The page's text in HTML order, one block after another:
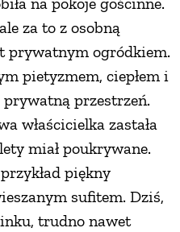
za to z osobną
prywatnym ogródkiem.
pietyzmem, ciepłem i
prywatną przestrzeń.
właścicielka zastała
miał poukrywane.
piękny
sufitem. Dziś,
trudno nawet